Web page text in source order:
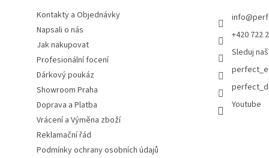
Kontakty a Objednávky
Napsali o nás
Jak nakupovat
Profesionální focení
Dárkový poukáz
Showroom Praha
Doprava a Platba
Vrácení a Výměna zboží
Reklamační řád
Podmínky ochrany osobních údajů
info@
+420 722
Sleduj
Youtube